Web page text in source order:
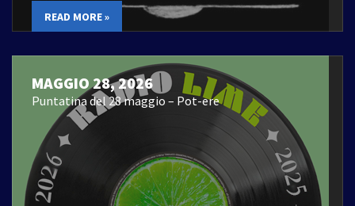
READ MORE »
MAGGIO 28, 2026
Puntatina del 28 maggio – Pot-ere